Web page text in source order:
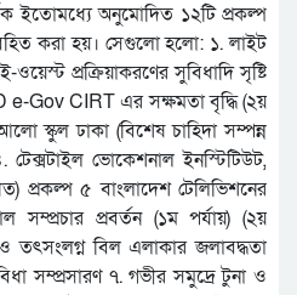
ইতোমধ্যে অনুমোদিত ১২টি প্রকল্প
করা হয়। সেগুলো হলো: ১. লাইট
ওয়েস্ট প্রক্রিয়াকরণের সুবিধাদি সৃষ্টি
e-Gov CIRT এর সক্ষমতা বৃদ্ধি (২য়
স্কুল ঢাকা (বিশেষ চাহিদা সম্পন্ন
টেক্সটাইল ভোকেশনাল ইনস্টিটিউট,
প্রকল্প ৫ বাংলাদেশ টেলিভিশনের
সম্প্রচার প্রবর্তন (১ম পর্যায়) (২য়
বিল এলাকার জলাবদ্ধতা
সম্প্রসারণ ৭. গভীর সমুদ্রে টুনা ও